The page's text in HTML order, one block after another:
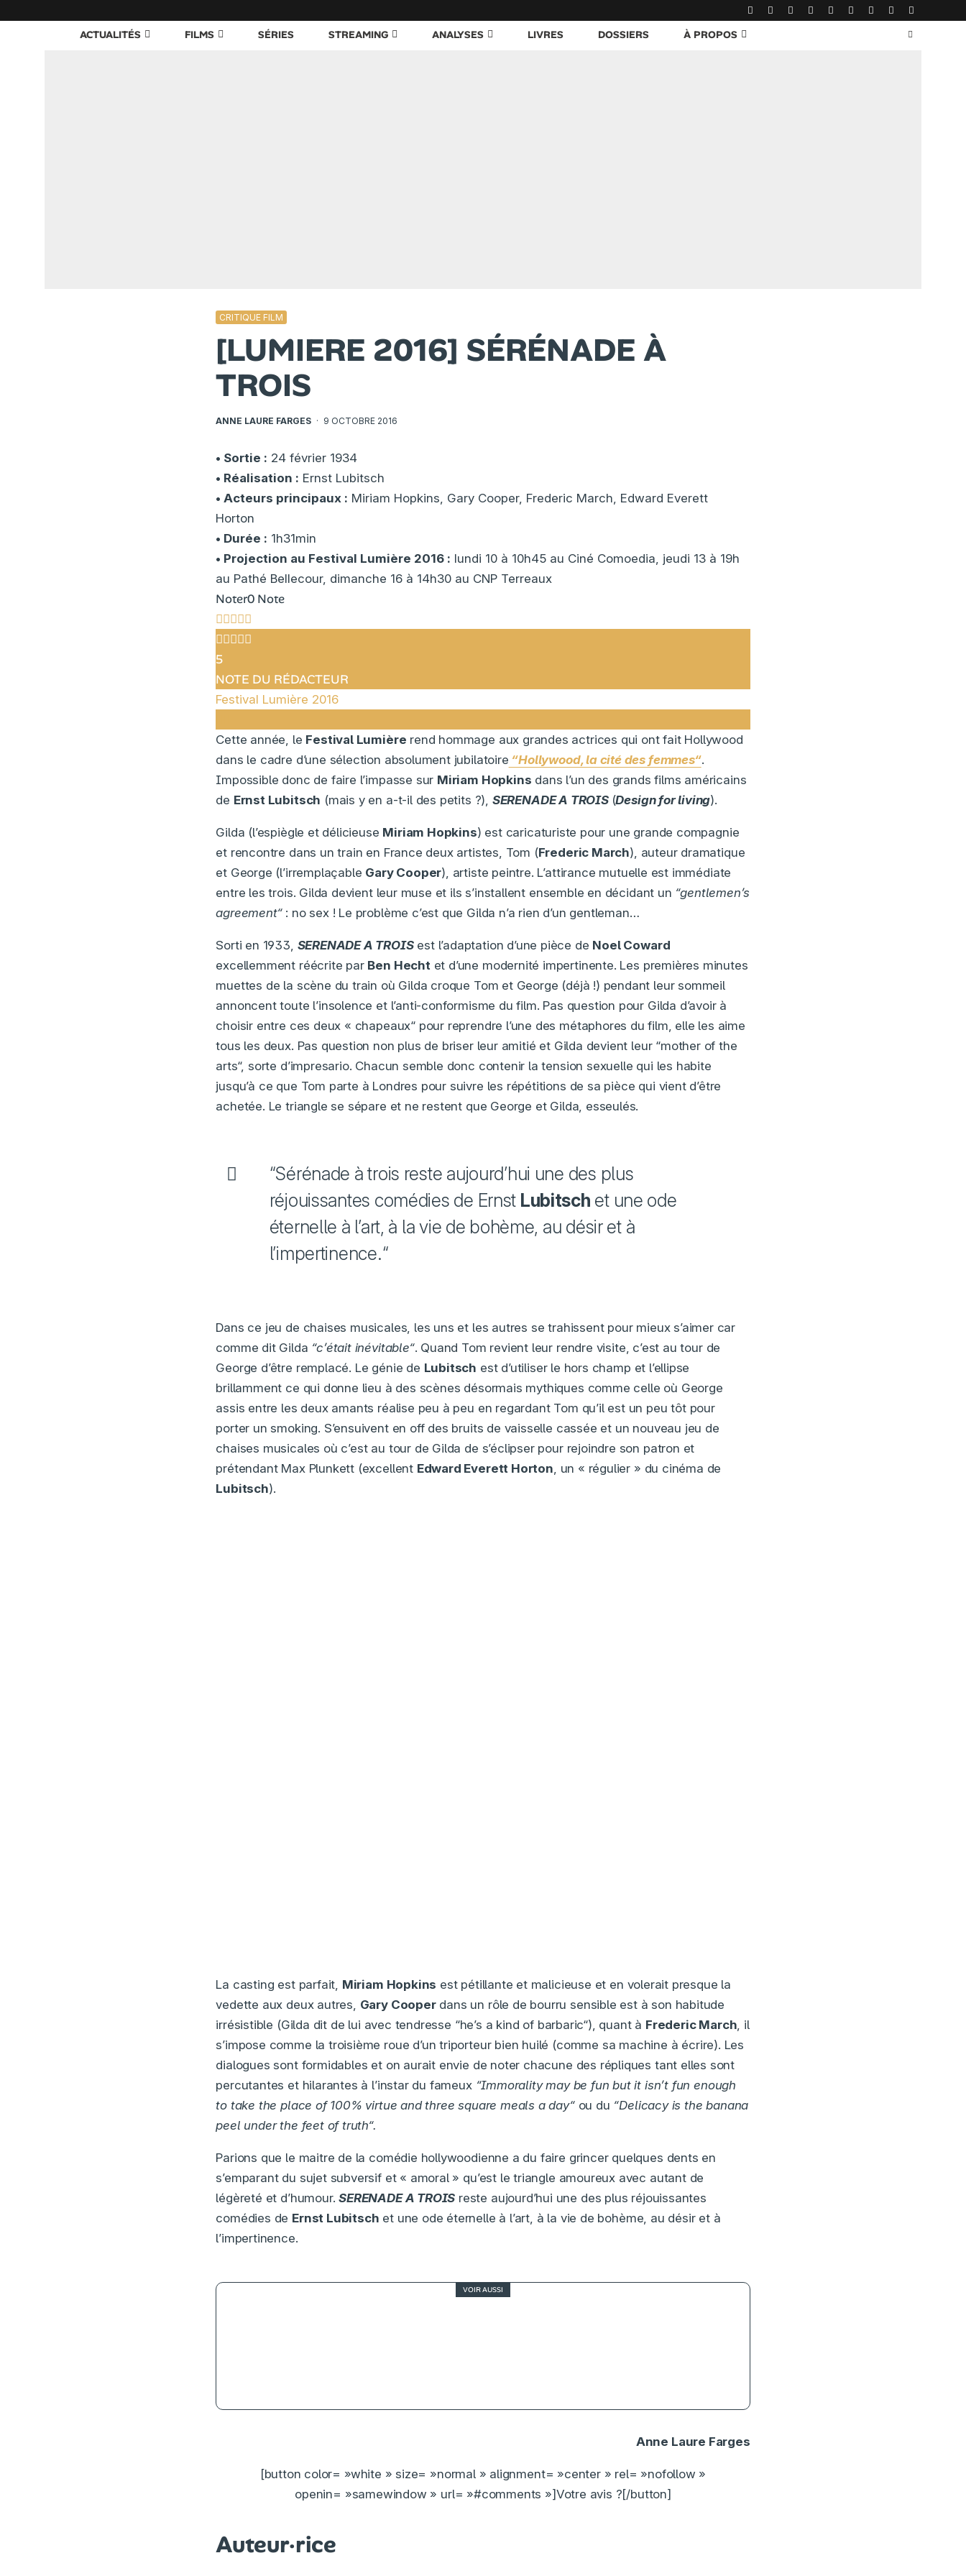
ACTUALITÉS FILMS SÉRIES STREAMING ANALYSES LIVRES DOSSIERS À PROPOS
CRITIQUE FILM
[LUMIERE 2016] SÉRÉNADE À
TROIS
ANNE LAURE FARGES · 9 OCTOBRE 2016
• Sortie : 24 février 1934
• Réalisation : Ernst Lubitsch
• Acteurs principaux : Miriam Hopkins, Gary Cooper, Frederic March, Edward Everett
Horton
• Durée : 1h31min
• Projection au Festival Lumière 2016 : lundi 10 à 10h45 au Ciné Comoedia, jeudi 13 à 19h
au Pathé Bellecour, dimanche 16 à 14h30 au CNP Terreaux
Noter0 Note
5
NOTE DU RÉDACTEUR
Festival Lumière 2016
Cette année, le Festival Lumière rend hommage aux grandes actrices qui ont fait Hollywood
dans le cadre d’une sélection absolument jubilatoire “Hollywood, la cité des femmes“.
Impossible donc de faire l’impasse sur Miriam Hopkins dans l’un des grands films américains
de Ernst Lubitsch (mais y en a-t-il des petits ?), SERENADE A TROIS (Design for living).
Gilda (l’espiègle et délicieuse Miriam Hopkins) est caricaturiste pour une grande compagnie
et rencontre dans un train en France deux artistes, Tom (Frederic March), auteur dramatique
et George (l’irremplaçable Gary Cooper), artiste peintre. L’attirance mutuelle est immédiate
entre les trois. Gilda devient leur muse et ils s’installent ensemble en décidant un “gentlemen’s
agreement“: no sex ! Le problème c’est que Gilda n’a rien d’un gentleman…
Sorti en 1933, SERENADE A TROISest l’adaptation d’une pièce de Noel Coward
excellemment réécrite par Ben Hecht et d’une modernité impertinente. Les premières minutes
muettes de la scène du train où Gilda croque Tom et George (déjà !) pendant leur sommeil
annoncent toute l’insolence et l’anti-conformisme du film. Pas question pour Gilda d’avoir à
choisir entre ces deux « chapeaux“ pour reprendre l’une des métaphores du film, elle les aime
tous les deux. Pas question non plus de briser leur amitié et Gilda devient leur “mother of the
arts“, sorte d’impresario. Chacun semble donc contenir la tension sexuelle qui les habite
jusqu’à ce que Tom parte à Londres pour suivre les répétitions de sa pièce qui vient d’être
achetée. Le triangle se sépare et ne restent que George et Gilda, esseulés.
“Sérénade à trois reste aujourd’hui une des plus
réjouissantes comédies de Ernst Lubitsch et une ode
éternelle à l’art, à la vie de bohème, au désir et à
l’impertinence.“
Dans ce jeu de chaises musicales, les uns et les autres se trahissent pour mieux s’aimer car
comme dit Gilda “c’était inévitable“. Quand Tom revient leur rendre visite, c’est au tour de
George d’être remplacé. Le génie de Lubitsch est d’utiliser le hors champ et l’ellipse
brillamment ce qui donne lieu à des scènes désormais mythiques comme celle où George
assis entre les deux amants réalise peu à peu en regardant Tom qu’il est un peu tôt pour
porter un smoking. S’ensuivent en off des bruits de vaisselle cassée et un nouveau jeu de
chaises musicales où c’est au tour de Gilda de s’éclipser pour rejoindre son patron et
prétendant Max Plunkett (excellent Edward Everett Horton , un « régulier » du cinéma de
Lubitsch).
La casting est parfait, Miriam Hopkins est pétillante et malicieuse et en volerait presque la
vedette aux deux autres, Gary Cooperdans un rôle de bourru sensible est à son habitude
irrésistible (Gilda dit de lui avec tendresse “he’s a kind of barbaric“), quant à Frederic March , il
s’impose comme la troisième roue d’un triporteur bien huilé (comme sa machine à écrire). Les
dialogues sont formidables et on aurait envie de noter chacune des répliques tant elles sont
percutantes et hilarantes à l’instar du fameux “Immorality may be fun but it isn’t fun enough
to take the place of 100% virtue and three square meals a day“ou du “Delicacy is the banana
peel under the feet of truth“.
Parions que le maitre de la comédie hollywoodienne a du faire grincer quelques dents en
s’emparant du sujet subversif et « amoral » qu’est le triangle amoureux avec autant de
légèreté et d’humour.SERENADE A TROIS reste aujourd’hui une des plus réjouissantes
comédies de Ernst Lubitsch et une ode éternelle à l’art, à la vie de bohème, au désir et à
l’impertinence.
VOIR AUSSI
Anne Laure Farges
[button color= »white » size= »normal » alignment= »center » rel= »nofollow »
openin= »samewindow » url= »#comments »]Votre avis ?[/button]
Auteur·rice